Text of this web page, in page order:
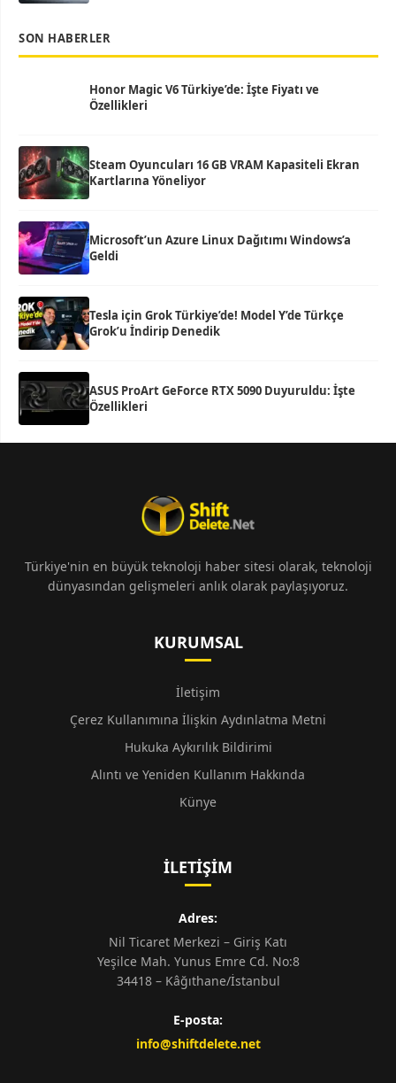
SON HABERLER
Honor Magic V6 Türkiye’de: İşte Fiyatı ve
Özellikleri
Steam Oyuncuları 16 GB VRAM Kapasiteli Ekran
Kartlarına Yöneliyor
Microsoft’un Azure Linux Dağıtımı Windows’a
Geldi
Tesla için Grok Türkiye’de! Model Y’de Türkçe
Grok’u İndirip Denedik
ASUS ProArt GeForce RTX 5090 Duyuruldu: İşte
Özellikleri
Türkiye'nin en büyük teknoloji haber sitesi olarak, teknoloji
dünyasından gelişmeleri anlık olarak paylaşıyoruz.
KURUMSAL
İletişim
Çerez Kullanımına İlişkin Aydınlatma Metni
Hukuka Aykırılık Bildirimi
Alıntı ve Yeniden Kullanım Hakkında
Künye
İLETIŞIM
Adres:
Nil Ticaret Merkezi – Giriş Katı
Yeşilce Mah. Yunus Emre Cd. No:8
34418 – Kâğıthane/İstanbul
E-posta:
info@shiftdelete.net